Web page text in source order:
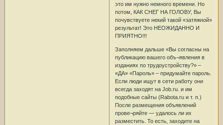
это им нужно немного времени. Но
потом, КАК СНЕГ НА ГОЛОВУ, Вы
почувствуете некий такой «затяжной»
результат! Это НЕОЖИДАННО И
ПРИЯТНО!!!
Заполняем дальше «Вы согласны на
публикацию вашего объ¬явления в
изданиях по трудоустройству?» –
«ДА» «Пароль» – придумайте пароль.
Если люди ищут в сети работу они
всегда заходят на Job.ru. и им
подобные сайты (Rabota.ru и т. п.)
После размещения объявлений
прове¬ряйте — удалось ли их
разместить. То есть, заходите на